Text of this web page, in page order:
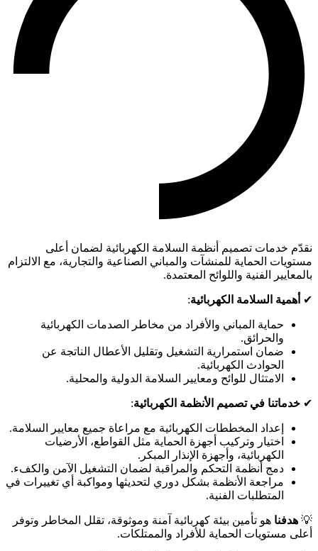
نقدّم خدمات تصميم أنظمة السلامة الكهربائية لضمان أعلى
مستويات الحماية للمنشآت والمباني الصناعية والتجارية، مع الالتزام
بالمعايير الفنية واللوائح المعتمدة.
✔ أهمية السلامة الكهربائية:
حماية المباني والأفراد من مخاطر الصدمات الكهربائية
والحرائق.
ضمان استمرارية التشغيل وتقليل الأعطال الناتجة عن
الحوادث الكهربائية.
الامتثال للوائح ومعايير السلامة الدولية والمحلية.
✔ خدماتنا في تصميم الأنظمة الكهربائية:
إعداد المخططات الكهربائية مع مراعاة جميع معايير السلامة.
اختيار وتركيب أجهزة الحماية مثل القواطع، الأرضيات
الكهربائية، وأجهزة الإنذار المبكر.
دمج أنظمة التحكم والمراقبة لضمان التشغيل الآمن والكفء.
مراجعة الأنظمة بشكل دوري لتحديثها ومواكبة أي تغييرات في
المتطلبات الفنية.
💡 هدفنا هو تأمين بيئة كهربائية آمنة وموثوقة، تقلل المخاطر وتوفر
أعلى مستويات الحماية للأفراد والممتلكات.